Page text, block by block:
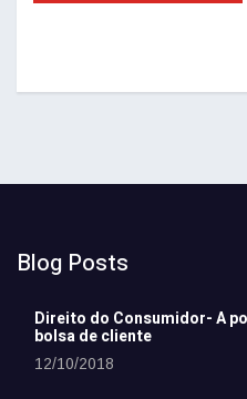
Blog Posts
Direito do Consumidor- A
bolsa de cliente
12/10/2018